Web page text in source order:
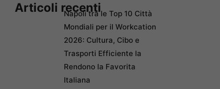
Articoli recentiNapoli tra le Top 10 Città
Mondiali per il Workcation
2026: Cultura, Cibo e
Trasporti Efficiente la
Rendono la Favorita
Italiana